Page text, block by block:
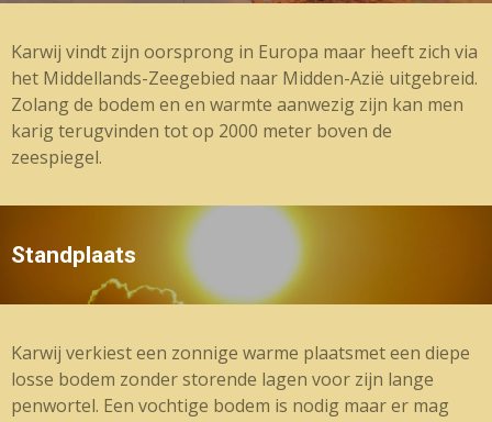
Karwij vindt zijn oorsprong in Europa maar heeft zich via
het Middellands-Zeegebied naar Midden-Azië uitgebreid.
Zolang de bodem en en warmte aanwezig zijn kan men
karig terugvinden tot op 2000 meter boven de
zeespiegel.
Standplaats
Karwij verkiest een zonnige warme plaatsmet een diepe
losse bodem zonder storende lagen voor zijn lange
penwortel. Een vochtige bodem is nodig maar er mag